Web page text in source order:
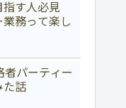
す人必見
業務って楽し
者パーティー
た話